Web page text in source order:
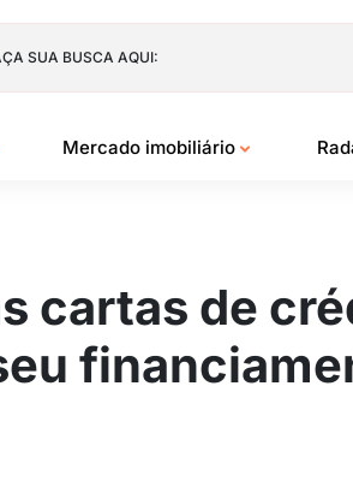
SUA BUSCA AQUI:
Mercado imobiliário
cartas de